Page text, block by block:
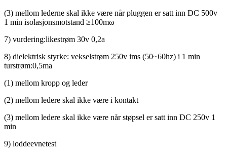
(3) mellom lederne skal ikke være når pluggen er satt inn DC 500v
1 min isolasjonsmotstand ≥100mω
7) vurdering:likestrøm 30v 0,2a
8) dielektrisk styrke: vekselstrøm 250v ims (50~60hz) i 1 min
turstrøm:0,5ma
(1) mellom kropp og leder
(2) mellom ledere skal ikke være i kontakt
(3) mellom ledere skal ikke være når støpsel er satt inn DC 250v 1
min
9) loddeevnetest